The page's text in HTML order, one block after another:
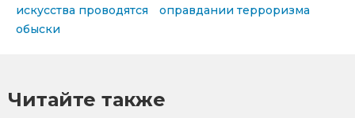
искусства проводятся
обыски
оправдании терроризма
Читайте также